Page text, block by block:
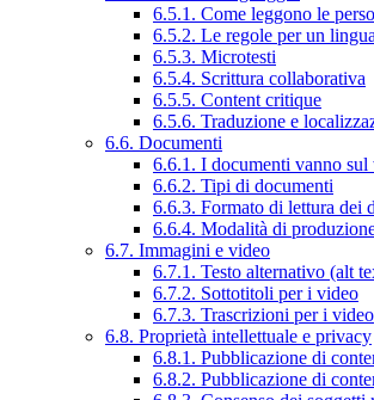
6.5.1. Come leggono le
6.5.2. Le regole per un
6.5.3. Microtesti
6.5.4. Scrittura collaborativa
6.5.5. Content critique
6.5.6. Traduzione e
6.6. Documenti
6.6.1. I documenti vanno sul
6.6.2. Tipi di documenti
6.6.3. Formato di lettura dei
6.6.4. Modalità di
6.7. Immagini e video
6.7.1. Testo alternativo (alt
6.7.2. Sottotitoli per i video
6.7.3. Trascrizioni per i video
6.8. Proprietà intellettuale e privacy
6.8.1. Pubblicazione di
6.8.2. Pubblicazione di